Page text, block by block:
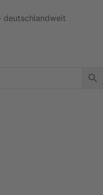
deutschlandweit